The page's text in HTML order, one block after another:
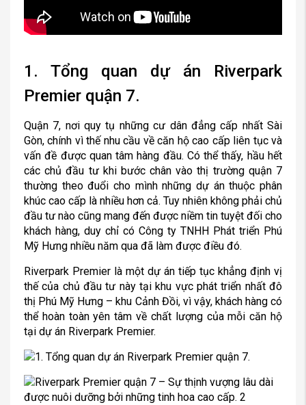
1. Tổng quan dự án Riverpark
Premier quận 7.
Quận 7, nơi quy tụ những cư dân đẳng cấp nhất Sài
Gòn, chính vì thế nhu cầu về căn hộ cao cấp liên tục và
vấn đề được quan tâm hàng đầu. Có thể thấy, hầu hết
các chủ đầu tư khi bước chân vào thị trường quận 7
thường theo đuổi cho mình những dự án thuộc phân
khúc cao cấp là nhiều hơn cả. Tuy nhiên không phải chủ
đầu tư nào cũng mang đến được niềm tin tuyệt đối cho
khách hàng, duy chỉ có Công ty TNHH Phát triển Phú
Mỹ Hưng nhiều năm qua đã làm được điều đó.
Riverpark Premier là một dự án tiếp tục khẳng định vị
thế của chủ đầu tư này tại khu vực phát triển nhất đô
thị Phú Mỹ Hưng – khu Cảnh Đồi, vì vậy, khách hàng có
thể hoàn toàn yên tâm về chất lượng của mỗi căn hộ
tại dự án Riverpark Premier.